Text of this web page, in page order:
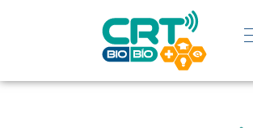
REGIÓN: